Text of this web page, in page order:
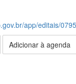
app/editais/
Adicionar à agenda